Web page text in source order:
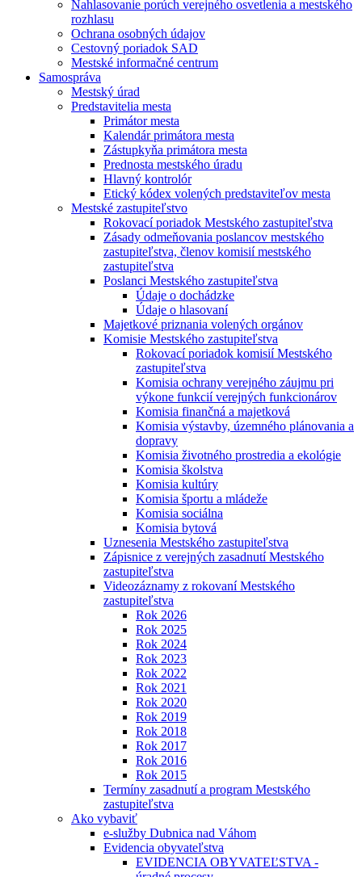
Nahlasovanie porúch verejného osvetlenia a mestského
rozhlasu
Ochrana osobných údajov
Cestovný poriadok SAD
Mestské informačné centrum
Samospráva
Mestský úrad
Predstavitelia mesta
Primátor mesta
Kalendár primátora mesta
Zástupkyňa primátora mesta
Prednosta mestského úradu
Hlavný kontrolór
Etický kódex volených predstaviteľov mesta
Mestské zastupiteľstvo
Rokovací poriadok Mestského zastupiteľstva
Zásady odmeňovania poslancov mestského
zastupiteľstva, členov komisií mestského
zastupiteľstva
Poslanci Mestského zastupiteľstva
Údaje o dochádzke
Údaje o hlasovaní
Majetkové priznania volených orgánov
Komisie Mestského zastupiteľstva
Rokovací poriadok komisií Mestského
zastupiteľstva
Komisia ochrany verejného záujmu pri
výkone funkcií verejných funkcionárov
Komisia finančná a majetková
Komisia výstavby, územného plánovania a
dopravy
Komisia životného prostredia a ekológie
Komisia školstva
Komisia kultúry
Komisia športu a mládeže
Komisia sociálna
Komisia bytová
Uznesenia Mestského zastupiteľstva
Zápisnice z verejných zasadnutí Mestského
zastupiteľstva
Videozáznamy z rokovaní Mestského
zastupiteľstva
Rok 2026
Rok 2025
Rok 2024
Rok 2023
Rok 2022
Rok 2021
Rok 2020
Rok 2019
Rok 2018
Rok 2017
Rok 2016
Rok 2015
Termíny zasadnutí a program Mestského
zastupiteľstva
Ako vybaviť
e-služby Dubnica nad Váhom
Evidencia obyvateľstva
EVIDENCIA OBYVATEĽSTVA -